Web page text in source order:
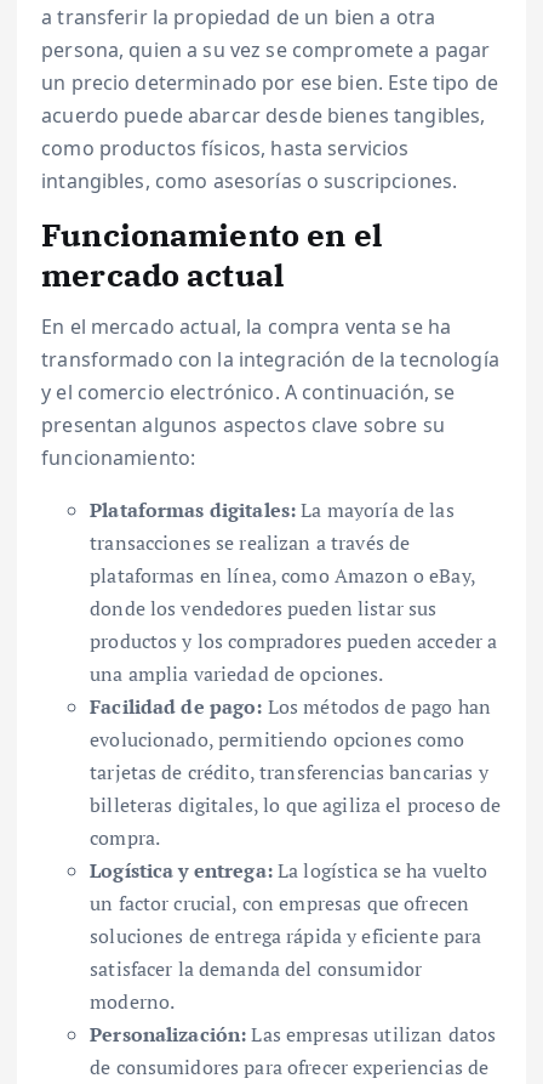
a transferir la propiedad de un bien a otra
persona, quien a su vez se compromete a pagar
un precio determinado por ese bien. Este tipo de
acuerdo puede abarcar desde bienes tangibles,
como productos físicos, hasta servicios
intangibles, como asesorías o suscripciones.
Funcionamiento en el
mercado actual
En el mercado actual, la compra venta se ha
transformado con la integración de la tecnología
y el comercio electrónico. A continuación, se
presentan algunos aspectos clave sobre su
funcionamiento:
Plataformas digitales:La mayoría de las
transacciones se realizan a través de
plataformas en línea, como Amazon o eBay,
donde los vendedores pueden listar sus
productos y los compradores pueden acceder a
una amplia variedad de opciones.
Facilidad de pago: Los métodos de pago han
evolucionado, permitiendo opciones como
tarjetas de crédito, transferencias bancarias y
billeteras digitales, lo que agiliza el proceso de
compra.
Logística y entrega:La logística se ha vuelto
un factor crucial, con empresas que ofrecen
soluciones de entrega rápida y eficiente para
satisfacer la demanda del consumidor
moderno.
Personalización:Las empresas utilizan datos
de consumidores para ofrecer experiencias de